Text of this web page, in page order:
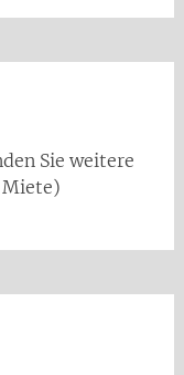
Sie weitere